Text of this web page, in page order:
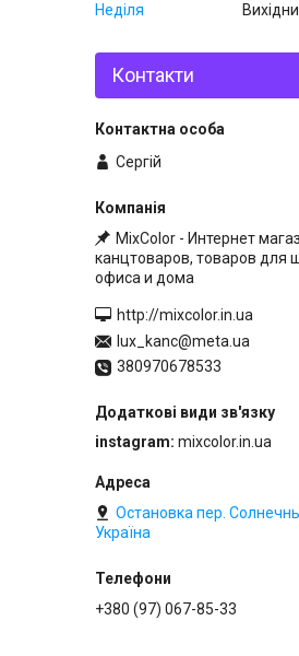
Неділя
Контакти
Сергій
MixColor - Интернет
канцтоваров, товаров для
офиса и дома
http://mixcolor.in.ua
lux_kanc@meta.ua
380970678533
instagram mixcolor.in.ua
Остановка пер.
Україна
+380 (97) 067-85-33